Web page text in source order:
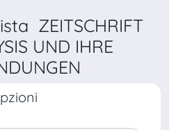
ZEITSCHRIFT
UND IHRE